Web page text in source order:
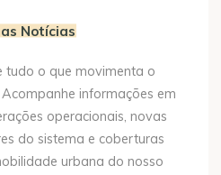
Notícias
tudo o que movimenta o
informações em
operacionais, novas
do sistema e coberturas
urbana do nosso